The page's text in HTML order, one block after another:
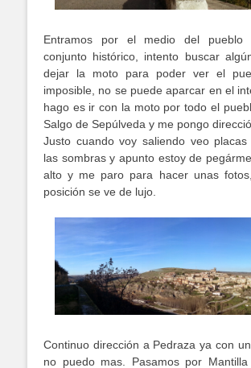
Entramos por el medio del
conjunto histórico, intento buscar
dejar la moto para poder ver el
imposible, no se puede aparcar en el
hago es ir con la moto por todo el
Salgo de Sepúlveda y me pongo
Justo cuando voy saliendo veo
las sombras y apunto estoy de
alto y me paro para hacer unas
posición se ve de lujo.
Continuo dirección a Pedraza ya con
no puedo mas. Pasamos por